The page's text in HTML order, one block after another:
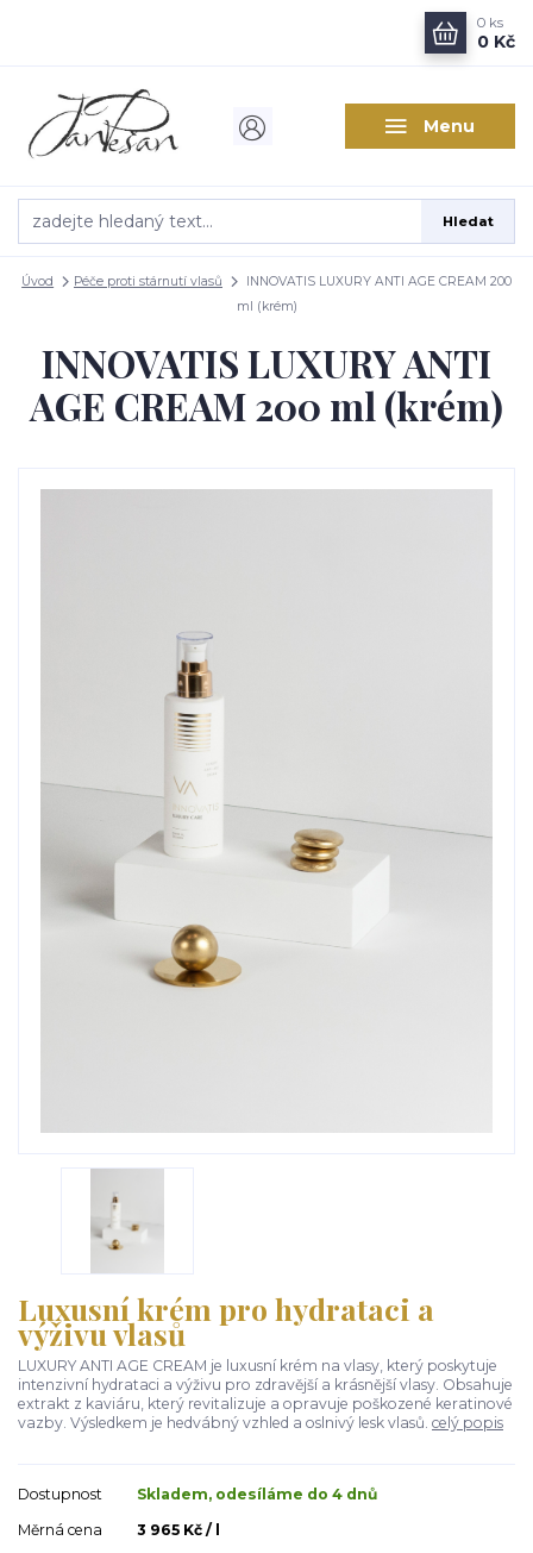
Menu
Hledat
0 ks
0 Kč
Úvod Péče proti stárnutí vlasů
INNOVATIS LUXURY ANTI AGE CREAM 200
ml (krém)
INNOVATIS LUXURY ANTI
AGE CREAM 200 ml (krém)
Luxusní krém pro hydrataci a
výživu vlasů
LUXURY ANTI AGE CREAM je luxusní krém na vlasy, který poskytuje
intenzivní hydrataci a výživu pro zdravější a krásnější vlasy. Obsahuje
extrakt z kaviáru, který revitalizuje a opravuje poškozené keratinové
vazby. Výsledkem je hedvábný vzhled a oslnivý lesk vlasů. celý popis
Dostupnost
Skladem, odesíláme do 4 dnů
Měrná cena
3 965 Kč / l